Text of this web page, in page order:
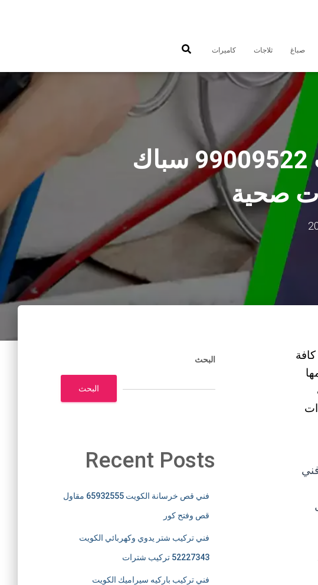
صباغ ثلاجات كاميرات
فني صحي شمال غرب الصليبيخات 99009522 سباك
صحية
البحث
البحث
Recent Posts
فني قص خرسانة الكويت 65932555 مقاول
قص وفتح كور
فني تركيب شتر يدوي وكهربائي الكويت
52227343 تركيب شترات
فني تركيب باركيه سيراميك الكويت